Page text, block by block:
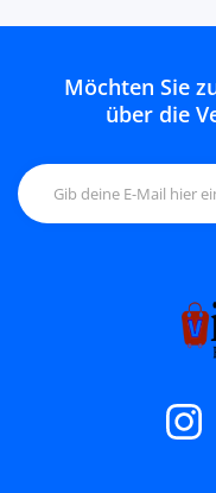
Möchten Sie
über die